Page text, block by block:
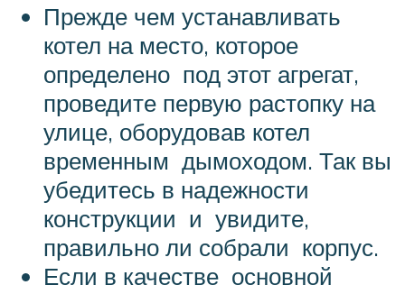
Прежде чем устанавливать
котел на место, которое
определено под этот агрегат,
проведите первую растопку на
улице, оборудовав котел
временным дымоходом. Так вы
убедитесь в надежности
конструкции и увидите,
правильно ли собрали корпус.
Если в качестве основной